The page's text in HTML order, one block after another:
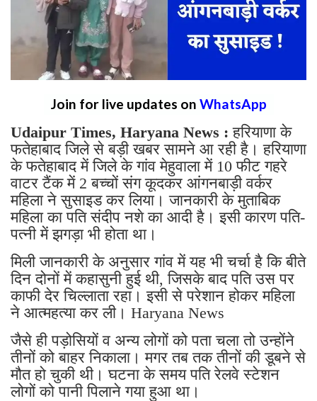
Join for live updates on WhatsApp
Udaipur Times, Haryana News :हरियाणा के
फतेहाबाद जिले से बड़ी खबर सामने आ रही है। हरियाणा
के फतेहाबाद में जिले के गांव मेहुवाला में 10 फीट गहरे
वाटर टैंक में 2 बच्चों संग कूदकर आंगनबाड़ी वर्कर
महिला ने सुसाइड कर लिया। जानकारी के मुताबिक
महिला का पति संदीप नशे का आदी है। इसी कारण पति-
पत्नी में झगड़ा भी होता था।
मिली जानकारी के अनुसार गांव में यह भी चर्चा है कि बीते
दिन दोनों में कहासुनी हुई थी, जिसके बाद पति उस पर
काफी देर चिल्लाता रहा। इसी से परेशान होकर महिला
ने आत्महत्या कर ली। Haryana News
जैसे ही पड़ोसियों व अन्य लोगों को पता चला तो उन्होंने
तीनों को बाहर निकाला। मगर तब तक तीनों की डूबने से
मौत हो चुकी थी। घटना के समय पति रेलवे स्टेशन
लोगों को पानी पिलाने गया हुआ था।